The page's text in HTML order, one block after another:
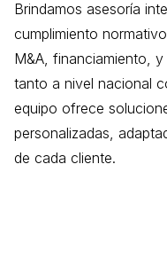
Brindamos asesoría
cumplimiento
M&A, financiamiento,
tanto a nivel nacional
equipo ofrece
personalizadas,
de cada cliente.